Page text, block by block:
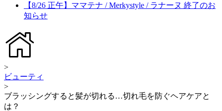
【8/26 正午】ママテナ / Merkystyle / ラナーヌ 終了のお
知らせ
>
ビューティ
>
ブラッシングすると髪が切れる…切れ毛を防ぐヘアケアと
は？